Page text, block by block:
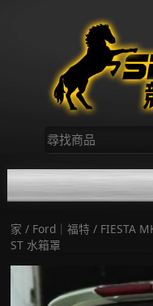
尋
找：
家 / Ford｜福特 / FIESTA
ST 水箱罩